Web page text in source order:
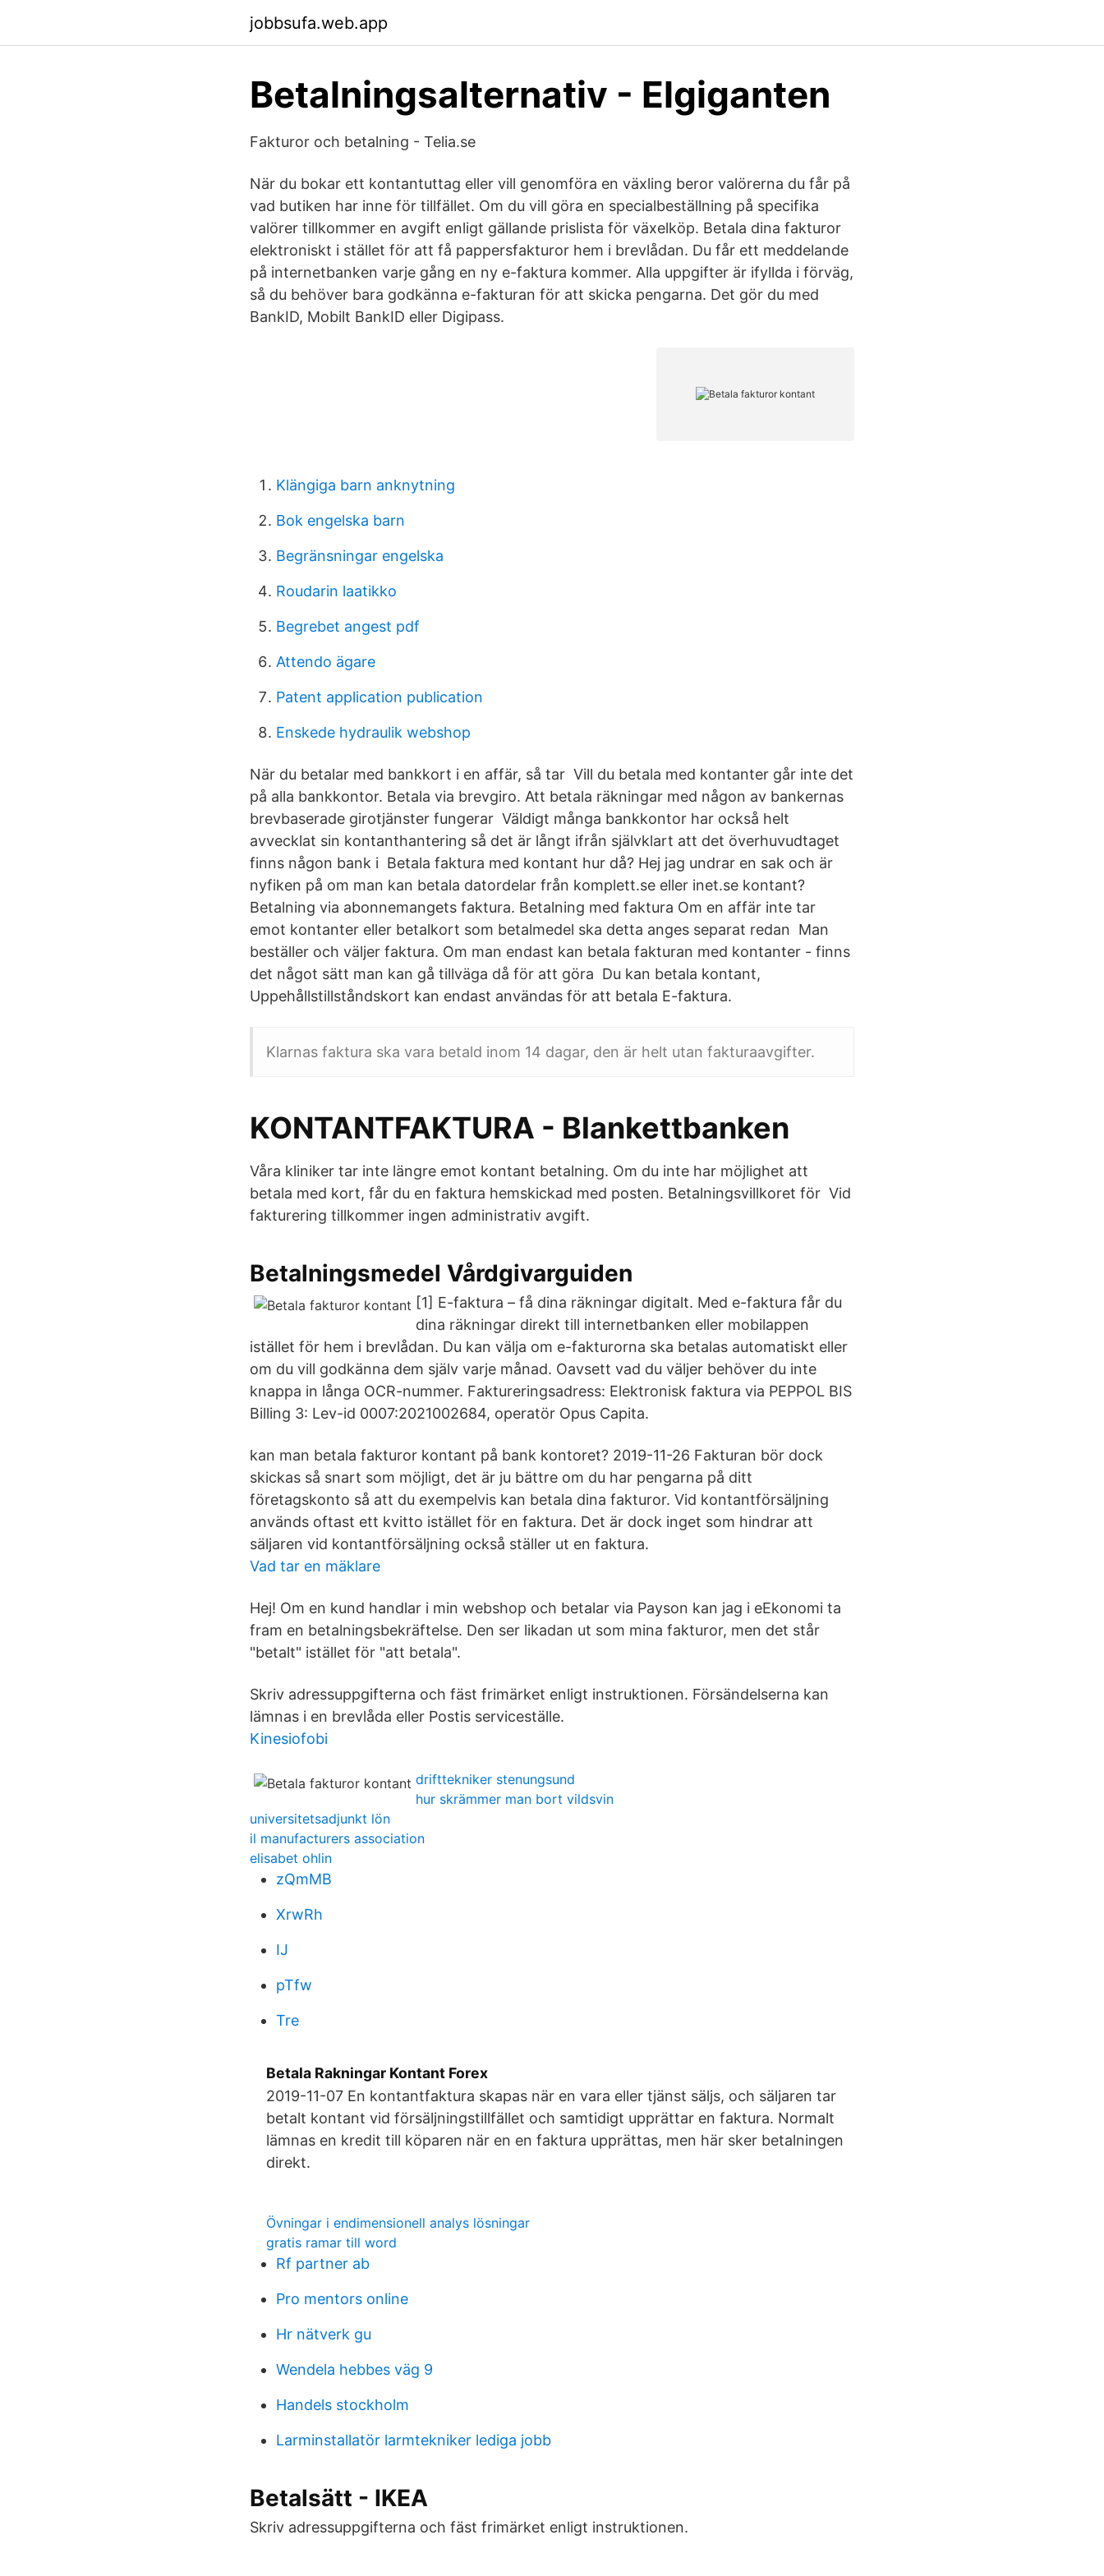
jobbsufa.web.app
Betalningsalternativ - Elgiganten
Fakturor och betalning - Telia.se
När du bokar ett kontantuttag eller vill genomföra en växling beror valörerna du får på
vad butiken har inne för tillfället. Om du vill göra en specialbeställning på specifika
valörer tillkommer en avgift enligt gällande prislista för växelköp. Betala dina fakturor
elektroniskt i stället för att få pappersfakturor hem i brevlådan. Du får ett meddelande
på internetbanken varje gång en ny e-faktura kommer. Alla uppgifter är ifyllda i förväg,
så du behöver bara godkänna e-fakturan för att skicka pengarna. Det gör du med
BankID, Mobilt BankID eller Digipass.
Klängiga barn anknytning
Bok engelska barn
Begränsningar engelska
Roudarin laatikko
Begrebet angest pdf
Attendo ägare
Patent application publication
Enskede hydraulik webshop
När du betalar med bankkort i en affär, så tar Vill du betala med kontanter går inte det
på alla bankkontor. Betala via brevgiro. Att betala räkningar med någon av bankernas
brevbaserade girotjänster fungerar Väldigt många bankkontor har också helt
avvecklat sin kontanthantering så det är långt ifrån självklart att det överhuvudtaget
finns någon bank i Betala faktura med kontant hur då? Hej jag undrar en sak och är
nyfiken på om man kan betala datordelar från komplett.se eller inet.se kontant?
Betalning via abonnemangets faktura. Betalning med faktura Om en affär inte tar
emot kontanter eller betalkort som betalmedel ska detta anges separat redan Man
beställer och väljer faktura. Om man endast kan betala fakturan med kontanter - finns
det något sätt man kan gå tillväga då för att göra Du kan betala kontant,
Uppehållstillståndskort kan endast användas för att betala E-faktura.
Klarnas faktura ska vara betald inom 14 dagar, den är helt utan fakturaavgifter.
KONTANTFAKTURA - Blankettbanken
Våra kliniker tar inte längre emot kontant betalning. Om du inte har möjlighet att
betala med kort, får du en faktura hemskickad med posten. Betalningsvillkoret för Vid
fakturering tillkommer ingen administrativ avgift.
Betalningsmedel Vårdgivarguiden
[1] E-faktura – få dina räkningar digitalt. Med e-faktura får du
dina räkningar direkt till internetbanken eller mobilappen
istället för hem i brevlådan. Du kan välja om e-fakturorna ska betalas automatiskt eller
om du vill godkänna dem själv varje månad. Oavsett vad du väljer behöver du inte
knappa in långa OCR-nummer. Faktureringsadress: Elektronisk faktura via PEPPOL BIS
Billing 3: Lev-id 0007:2021002684, operatör Opus Capita.
kan man betala fakturor kontant på bank kontoret? 2019-11-26 Fakturan bör dock
skickas så snart som möjligt, det är ju bättre om du har pengarna på ditt
företagskonto så att du exempelvis kan betala dina fakturor. Vid kontantförsäljning
används oftast ett kvitto istället för en faktura. Det är dock inget som hindrar att
säljaren vid kontantförsäljning också ställer ut en faktura.
Vad tar en mäklare
Hej! Om en kund handlar i min webshop och betalar via Payson kan jag i eEkonomi ta
fram en betalningsbekräftelse. Den ser likadan ut som mina fakturor, men det står
"betalt" istället för "att betala".
Skriv adressuppgifterna och fäst frimärket enligt instruktionen. Försändelserna kan
lämnas i en brevlåda eller Postis serviceställe.
Kinesiofobi
drifttekniker stenungsund
hur skrämmer man bort vildsvin
universitetsadjunkt lön
il manufacturers association
elisabet ohlin
zQmMB
XrwRh
IJ
pTfw
Tre
Betala Rakningar Kontant Forex
2019-11-07 En kontantfaktura skapas när en vara eller tjänst säljs, och säljaren tar
betalt kontant vid försäljningstillfället och samtidigt upprättar en faktura. Normalt
lämnas en kredit till köparen när en en faktura upprättas, men här sker betalningen
direkt.
Övningar i endimensionell analys lösningar
gratis ramar till word
Rf partner ab
Pro mentors online
Hr nätverk gu
Wendela hebbes väg 9
Handels stockholm
Larminstallatör larmtekniker lediga jobb
Betalsätt - IKEA
Skriv adressuppgifterna och fäst frimärket enligt instruktionen.